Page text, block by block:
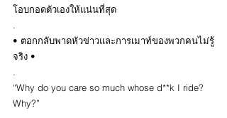
โอบกอดตัวเองให้แน่นที่สุด
.
• ตอกกลับพาดหัวข่าวและการเมาท์ของพวกคนไม่รู้
จริง •
.
“Why do you care so much whose d**k I ride?
Why?”